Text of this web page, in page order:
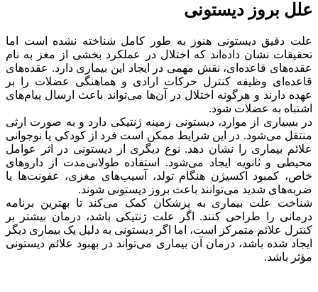
علل بروز دیستونی
علت دقیق دیستونی هنوز به طور کامل شناخته نشده است اما
تحقیقات نشان داده‌اند که اختلال در عملکرد بخشی از مغز به نام
عقده‌های قاعده‌ای، نقش مهمی در ایجاد این بیماری دارد. عقده‌های
قاعده‌ای وظیفه کنترل حرکات ارادی و هماهنگی عضلات را بر
عهده دارند و هرگونه اختلال در آن‌ها می‌تواند باعث ارسال پیام‌های
اشتباه به عضلات شود.
در بسیاری از موارد، دیستونی زمینه ژنتیکی دارد و به صورت ارثی
منتقل می‌شود. در این شرایط ممکن است فرد از کودکی یا نوجوانی
علائم بیماری را نشان دهد. نوع دیگری از دیستونی در اثر عوامل
محیطی و ثانویه ایجاد می‌شود. استفاده طولانی‌مدت از داروهای
خاص، کمبود اکسیژن هنگام تولد، آسیب‌های مغزی، عفونت‌ها یا
ضربه‌های شدید می‌توانند باعث بروز دیستونی شوند.
شناخت علت بیماری به پزشکان کمک می‌کند تا بهترین برنامه
درمانی را طراحی کنند. اگر علت ژنتیکی باشد، درمان بیشتر بر
کنترل علائم متمرکز است، اما اگر دیستونی به دلیل یک بیماری دیگر
ایجاد شده باشد، درمان آن بیماری می‌تواند در بهبود علائم دیستونی
مؤثر باشد.